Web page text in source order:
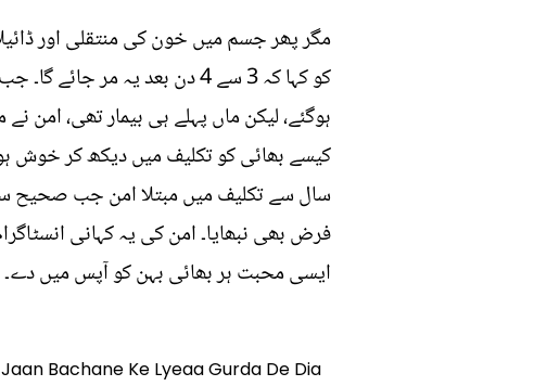
مگر پھر جسم میں خون کی منتقلی اور
کو کہا کہ 3 سے 4 دن بعد یہ
ہوگئے، لیکن ماں پہلے ہی بیمار تھی، امن
سال سے تکلیف میں مبتلا امن جب صحیح
فرض بھی نبھایا۔ امن کی یہ کہانی
ایسی محبت ہر بھائی بہن کو آپس میں دے۔
Bachane Ke Lyeaa Gurda De Dia